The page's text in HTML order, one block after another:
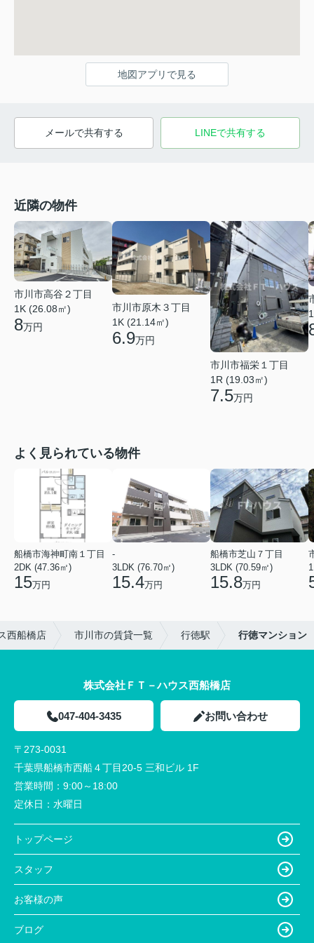
地図アプリで見る
メールで共有する LINEで共有する
近隣の物件
市川市高谷２丁目
1K (26.08㎡)
8万円
市川市原木３丁目
1K (21.14㎡)
6.9万円
市川市福栄１丁目
1R (19.03㎡)
7.5万円
よく見られている物件
船橋市海神町南１丁目
2DK (47.36㎡)
15万円
-
3LDK (76.70㎡)
15.4万円
船橋市芝山７丁目
3LDK (70.59㎡)
15.8万円
西船橋店 市川市の賃貸一覧 行徳駅 行徳マンション
株式会社ＦＴ－ハウス西船橋店
047-404-3435 お問い合わせ
〒273-0031
千葉県船橋市西船４丁目20-5 三和ビル 1F
営業時間： 9:00～18:00
定休日： 水曜日
トップページ
スタッフ
お客様の声
ブログ